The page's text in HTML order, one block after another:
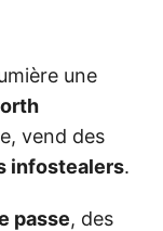
une
vend des
infostealers.
passe, des